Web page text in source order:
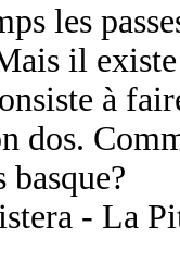
les
il
à
dos.
- La